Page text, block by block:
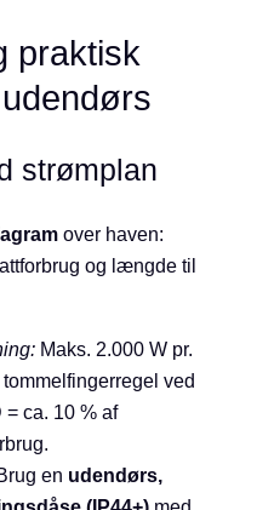
praktisk
strømplan
over haven:
og længde til
Maks. 2.000 W pr.
ved
= ca. 10 % af
en udendørs,